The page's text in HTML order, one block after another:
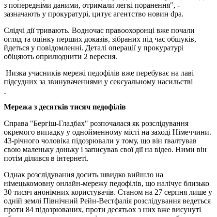
з попередніми даними, отримали легкі поранення", -
зазначають у прокуратурі, цитує агентство новин dpa.
Слідчі дії тривають. Водночас правоохоронці вже почали
огляд та оцінку перших доказів, зібраних під час обшуків,
йдеться у повідомленні. Деталі операції у прокуратурі
обіцяють оприлюднити 2 вересня.
Низка учасників мережі педофілів вже перебуває на лаві
підсудних за звинуваченнями у сексуальному насильстві
Мережа з десятків тисяч педофілів
Справа "Бергіш-Гладбах" розпочалася як розслідування
окремого випадку у однойменному місті на заході Німеччини.
43-річного чоловіка підозрювали у тому, що він ґвалтував
свою маленьку доньку і записував свої дії на відео. Ними він
потім ділився в інтернеті.
Однак розслідування досить швидко вийшло на
німецькомовну онлайн-мережу педофілів, що налічує близько
30 тисяч анонімних користувачів. Станом на 27 серпня лише у
одній землі Північний Рейн-Вестфалія розслідування ведеться
проти 84 підозрюваних, проти десятьох з них вже висунуті